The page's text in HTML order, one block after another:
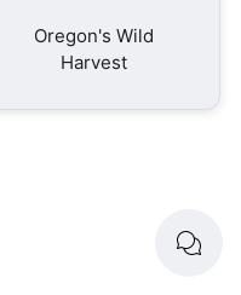
Oregon's Wild
Harvest